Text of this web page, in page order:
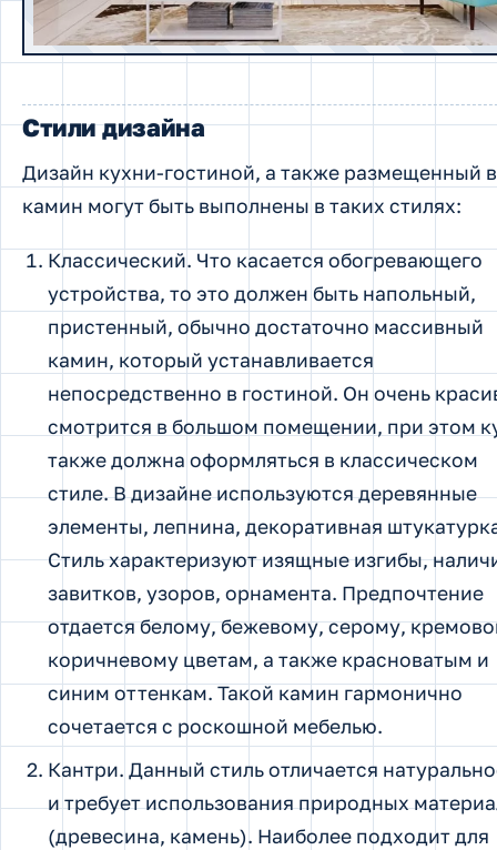
Стили дизайна
Дизайн кухни-гостиной, а также размещенный
камин могут быть выполнены в таких стилях:
Классический. Что касается обогревающего
устройства, то это должен быть напольный,
пристенный, обычно достаточно массивный
камин, который устанавливается
непосредственно в гостиной. Он очень
смотрится в большом помещении, при этом
также должна оформляться в классическом
стиле. В дизайне используются деревянные
элементы, лепнина, декоративная
Стиль характеризуют изящные изгибы,
завитков, узоров, орнамента. Предпочтение
отдается белому, бежевому, серому,
коричневому цветам, а также красноватым и
синим оттенкам. Такой камин гармонично
сочетается с роскошной мебелью.
Кантри. Данный стиль отличается
и требует использования природных
(древесина, камень). Наиболее подходит для